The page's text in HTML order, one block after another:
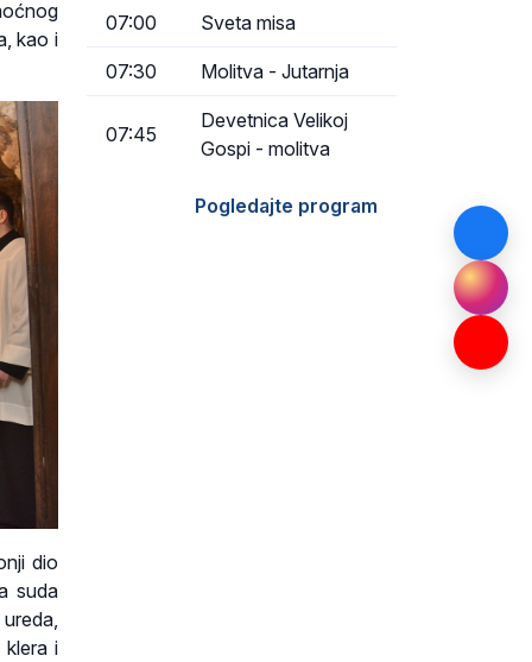
kao i
dio
suda
klera i
07:00 Sveta misa
07:30 Molitva - Jutarnja
07:45
Devetnica Velikoj
Gospi - molitva
Pogledajte program